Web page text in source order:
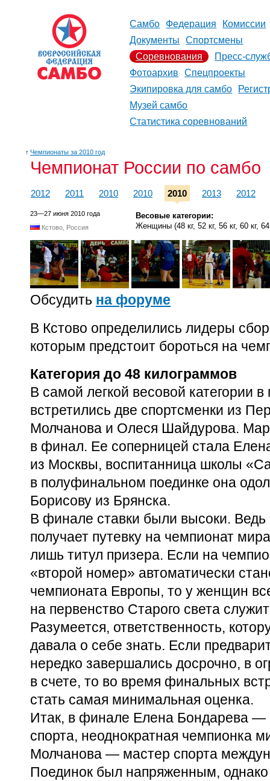
Самбо Федерация
Комиссии
Документы
Спортсмены
Соревнования
Пресс-
Фотоархив
Спецпроекты
Экипировка для самбо
Музей самбо
Статистика соревнований
↑ Чемпионаты за 2010 год
Чемпионат России по самбо
2012 2011 2010 2010 2010 2013 2012
23—27 июня 2010 года
Кстово, Россия
Весовые категории:
Женщины (48 кг, 52 кг, 56 кг, 60 кг, 64
Обсудить на форуме
В Кстово определились лидеры
которым предстоит бороться на
Категория до 48 килограммов
В самой легкой весовой категории
встретились две спортсменки из
Молчанова и Олеся Шайдурова.
в финал. Ее соперницей стала
из Москвы, воспитанница школы
в полуфинальном поединке она
Борисову из Брянска.
В финале ставки были высоки. Ведь
получает путевку на чемпионат
лишь титул призера. Если на
«второй номер» автоматически
чемпионата Европы, то у женщин
на первенство Старого света
Разумеется, ответственность,
давала о себе знать. Если
нередко завершались досрочно, в
в счете, то во время финальных
стать самая минимальная оценка.
Итак, в финале Елена Бондарева
спорта, неоднократная чемпионка
Молчанова — мастер спорта
Поединок был напряженным, однако